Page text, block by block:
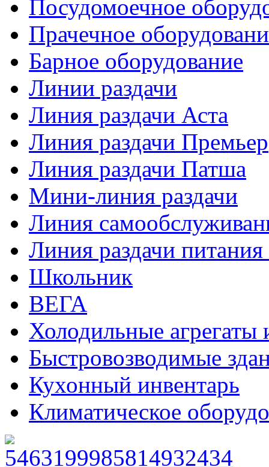
Посудомоечное
Прачечное
Барное оборудование
Линии раздачи
Линия раздачи Аста
Линия раздачи Премьер
Линия раздачи Патша
Мини-линия раздачи
Линия
Линия раздачи
Школьник
ВЕГА
Холодильные агрегаты
Быстровозводимые
Кухонный инвентарь
Климатическое